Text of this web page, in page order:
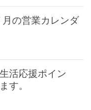
の営業カレンダ
活応援ポイン
す。